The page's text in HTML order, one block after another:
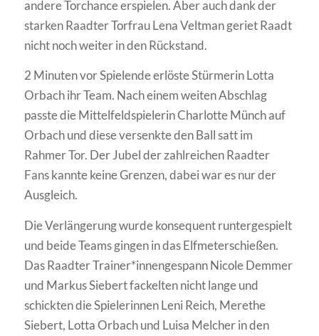
andere Torchance erspielen. Aber auch dank der
starken Raadter Torfrau Lena Veltman geriet Raadt
nicht noch weiter in den Rückstand.
2 Minuten vor Spielende erlöste Stürmerin Lotta
Orbach ihr Team. Nach einem weiten Abschlag
passte die Mittelfeldspielerin Charlotte Münch auf
Orbach und diese versenkte den Ball satt im
Rahmer Tor. Der Jubel der zahlreichen Raadter
Fans kannte keine Grenzen, dabei war es nur der
Ausgleich.
Die Verlängerung wurde konsequent runtergespielt
und beide Teams gingen in das Elfmeterschießen.
Das Raadter Trainer*innengespann Nicole Demmer
und Markus Siebert fackelten nicht lange und
schickten die Spielerinnen Leni Reich, Merethe
Siebert, Lotta Orbach und Luisa Melcher in den